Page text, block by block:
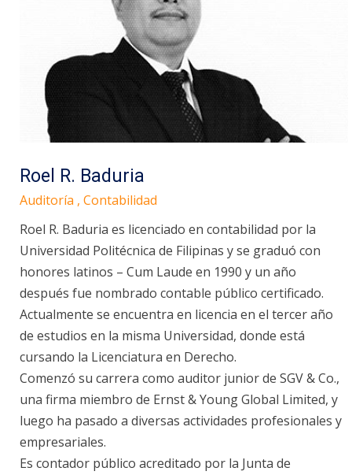
Roel R. Baduria
Auditoría , Contabilidad
Roel R. Baduria es licenciado en contabilidad por la
Universidad Politécnica de Filipinas y se graduó con
honores latinos – Cum Laude en 1990 y un año
después fue nombrado contable público certificado.
Actualmente se encuentra en licencia en el tercer año
de estudios en la misma Universidad, donde está
cursando la Licenciatura en Derecho.
Comenzó su carrera como auditor junior de SGV & Co.,
una firma miembro de Ernst & Young Global Limited, y
luego ha pasado a diversas actividades profesionales y
empresariales.
Es contador público acreditado por la Junta de